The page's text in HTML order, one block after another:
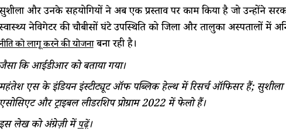
और उनके सहयोगियों ने अब एक प्रस्ताव पर काम किया है जो उन्होंने
नेविगेटर की चौबीसों घंटे उपस्थिति को जिला और तालुका अस्पतालों में
को लागू करने की योजनाबना रही है।
जैसा कि आईडीआर को बताया गया।
महंतेश एस के इंडियन इंस्टीट्यूट ऑफ पब्लिक हेल्थ में रिसर्च ऑफिसर हैं;
एसोसिएट और ट्राइबल लीडरशिप प्रोग्राम 2022 में फेलो हैं।
इस लेख को अंग्रेज़ी मेंपढ़ें।